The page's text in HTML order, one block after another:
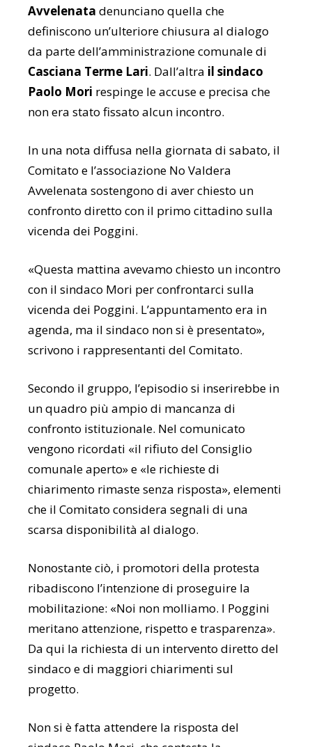
Avvelenata denunciano quella che
definiscono un’ulteriore chiusura al dialogo
da parte dell’amministrazione comunale di
Casciana Terme Lari. Dall’altra il sindaco
Paolo Mori respinge le accuse e precisa che
non era stato fissato alcun incontro.
In una nota diffusa nella giornata di sabato, il
Comitato e l’associazione No Valdera
Avvelenata sostengono di aver chiesto un
confronto diretto con il primo cittadino sulla
vicenda dei Poggini.
«Questa mattina avevamo chiesto un incontro
con il sindaco Mori per confrontarci sulla
vicenda dei Poggini. L’appuntamento era in
agenda, ma il sindaco non si è presentato»,
scrivono i rappresentanti del Comitato.
Secondo il gruppo, l’episodio si inserirebbe in
un quadro più ampio di mancanza di
confronto istituzionale. Nel comunicato
vengono ricordati «il rifiuto del Consiglio
comunale aperto» e «le richieste di
chiarimento rimaste senza risposta», elementi
che il Comitato considera segnali di una
scarsa disponibilità al dialogo.
Nonostante ciò, i promotori della protesta
ribadiscono l’intenzione di proseguire la
mobilitazione: «Noi non molliamo. I Poggini
meritano attenzione, rispetto e trasparenza».
Da qui la richiesta di un intervento diretto del
sindaco e di maggiori chiarimenti sul
progetto.
Non si è fatta attendere la risposta del